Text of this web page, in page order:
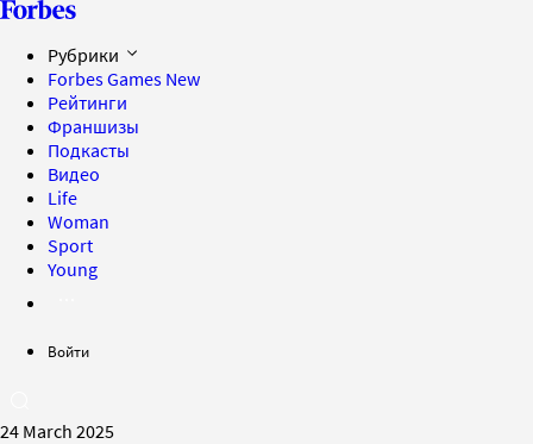
Рубрики
Forbes Games New
Рейтинги
Франшизы
Подкасты
Видео
Life
Woman
Sport
Young
Войти
24 March 2025